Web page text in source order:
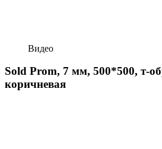
Видео
Sold Prom, 7 мм, 500*500, т-
коричневая